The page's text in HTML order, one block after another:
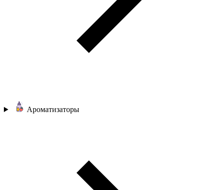
Ароматизаторы